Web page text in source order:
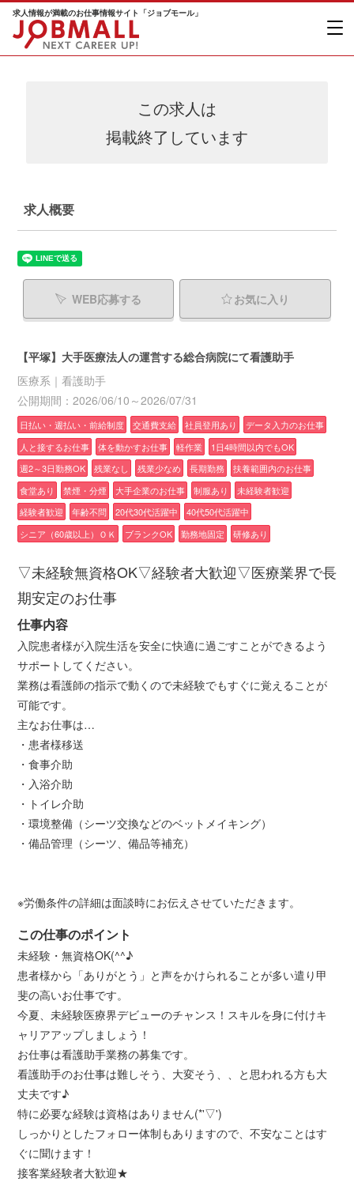
求人情報が満載のお仕事情報サイト「ジョブモール」
この求人は
掲載終了しています
求人概要
WEB応募する お気に入り
【平塚】大手医療法人の運営する総合病院にて看護助手
医療系｜看護助手
公開期間：2026/06/10～2026/07/31
日払い・週払い・前給制度 交通費支給 社員登用あり
データ入力のお仕事
人と接するお仕事
体を動かすお仕事 軽作業
1日4時間以内でもOK
週2～3日勤務OK
残業なし 残業少なめ 長期勤務
扶養範囲内のお仕事
食堂あり
禁煙・分煙 大手企業のお仕事 制服あり
未経験者歓迎
経験者歓迎
年齢不問 20代30代活躍中
40代50代活躍中
シニア（60歳以上）ＯＫ
ブランクOK 勤務地固定 研修あり
▽未経験無資格OK▽経験者大歓迎▽医療業界で長
期安定のお仕事
仕事内容
入院患者様が入院生活を安全に快適に過ごすことができるよう
サポートしてください。
業務は看護師の指示で動くので未経験でもすぐに覚えることが
可能です。
主なお仕事は…
・患者様移送
・食事介助
・入浴介助
・トイレ介助
・環境整備（シーツ交換などのベットメイキング）
・備品管理（シーツ、備品等補充）
※労働条件の詳細は面談時にお伝えさせていただきます。
この仕事のポイント
未経験・無資格OK(^^♪
患者様から「ありがとう」と声をかけられることが多い遣り甲
斐の高いお仕事です。
今夏、未経験医療界デビューのチャンス！スキルを身に付けキ
ャリアアップしましょう！
お仕事は看護助手業務の募集です。
看護助手のお仕事は難しそう、大変そう、、と思われる方も大
丈夫です♪
特に必要な経験は資格はありません(*'▽')
しっかりとしたフォロー体制もありますので、不安なことはす
ぐに聞けます！
接客業経験者大歓迎★